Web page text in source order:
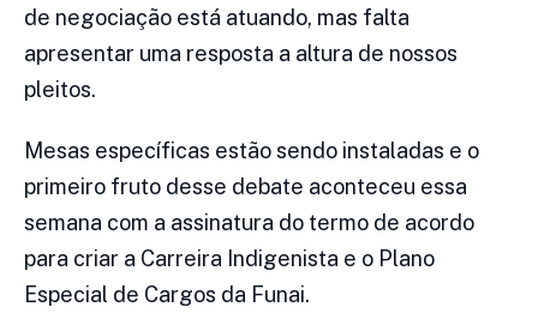
de negociação está atuando, mas falta
apresentar uma resposta a altura de nossos
pleitos.
Mesas específicas estão sendo instaladas e o
primeiro fruto desse debate aconteceu essa
semana com a assinatura do termo de acordo
para criar a Carreira Indigenista e o Plano
Especial de Cargos da Funai.